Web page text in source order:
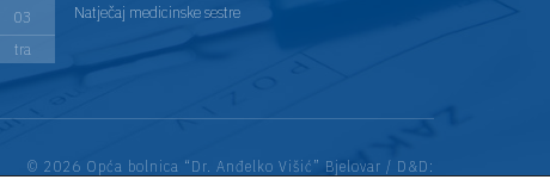
03
tra
Natječaj medicinske sestre
© 2026 Opća bolnica “Dr. Anđelko Višić” Bjelovar / D&D: